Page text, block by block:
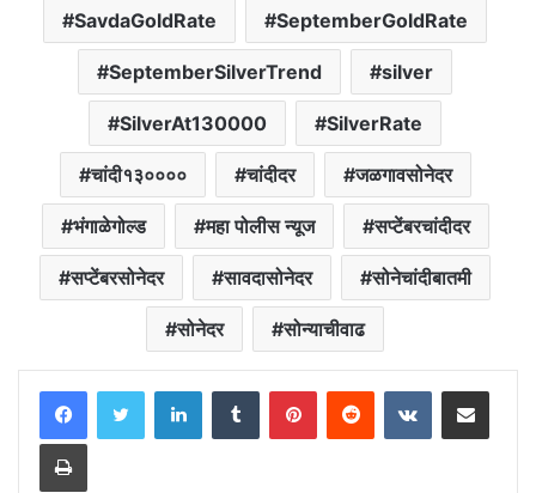
SavdaGoldRate SeptemberGoldRate
SeptemberSilverTrend silver
SilverAt130000 SilverRate
चांदी१३०००० चांदीदर जळगावसोनेदर
भंगाळेगोल्ड महा पोलीस न्यूज सप्टेंबरचांदीदर
सप्टेंबरसोनेदर सावदासोनेदर सोनेचांदीबातमी
सोनेदर सोन्याचीवाढ
LinkedInTumblr PinterestReddit VKontakteShare via Email
Print